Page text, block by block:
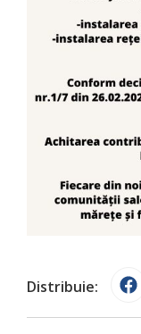
Distribuie: